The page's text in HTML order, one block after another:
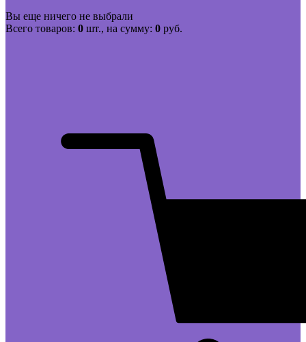
Вы еще ничего не выбрали
Всего товаров: 0 шт., на сумму: 0 руб.